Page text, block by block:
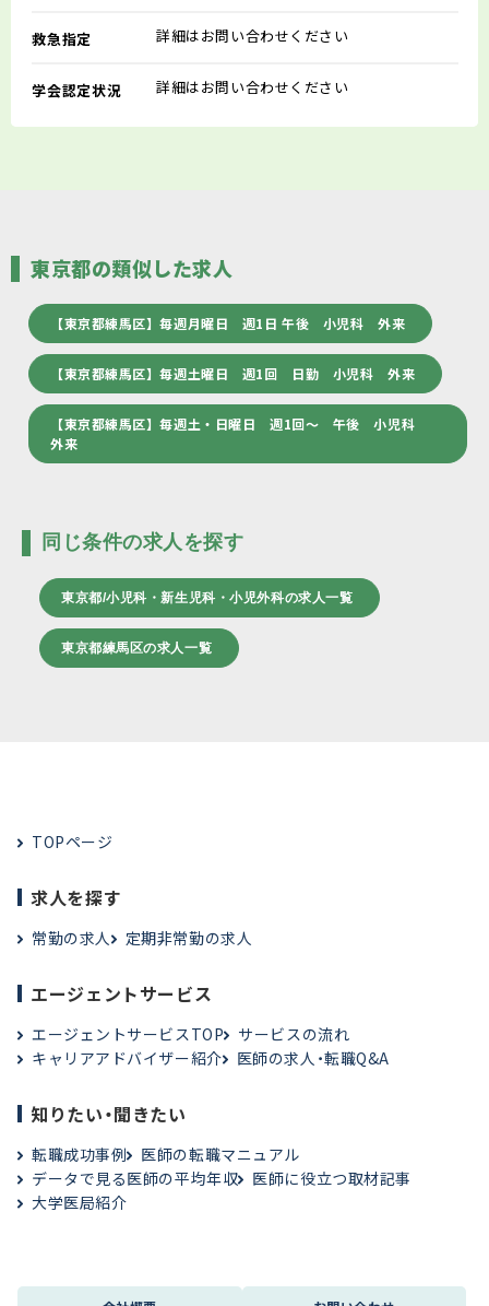
救急指定 詳細はお問い合わせください
学会認定状況 詳細はお問い合わせください
東京都の類似した求人
【東京都練馬区】毎週月曜日 週1日 午後 小児科 外来
【東京都練馬区】毎週土曜日 週1回 日勤 小児科 外来
【東京都練馬区】毎週土・日曜日 週1回～ 午後 小児科
外来
同じ条件の求人を探す
東京都/小児科・新生児科・小児外科の求人一覧
東京都練馬区の求人一覧
TOPページ
求人を探す
常勤の求人 定期非常勤の求人
エージェントサービス
エージェントサービスTOP
サービスの流れ
キャリアアドバイザー紹介
医師の求人・転職Q&A
知りたい・聞きたい
転職成功事例
医師の転職マニュアル
データで見る医師の平均年収
医師に役立つ取材記事
大学医局紹介